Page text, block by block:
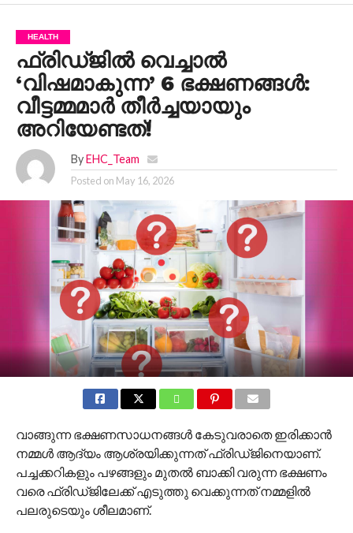
HEALTH
ഫ്രിഡ്ജിൽ വെച്ചാൽ
‘വിഷമാകുന്ന’ 6 ഭക്ഷണങ്ങൾ:
വീട്ടമ്മമാർ തീർച്ചയായും
അറിയേണ്ടത്!
By EHC_Team
Posted on May 16, 2026
വാങ്ങുന്ന ഭക്ഷണസാധനങ്ങൾ കേടുവരാതെ ഇരിക്കാൻ
നമ്മൾ ആദ്യം ആശ്രയിക്കുന്നത് ഫ്രിഡ്ജിനെയാണ്.
പച്ചക്കറികളും പഴങ്ങളും മുതൽ ബാക്കി വരുന്ന ഭക്ഷണം
വരെ ഫ്രിഡ്ജിലേക്ക് എടുത്തു വെക്കുന്നത് നമ്മളിൽ
പലരുടെയും ശീലമാണ്.